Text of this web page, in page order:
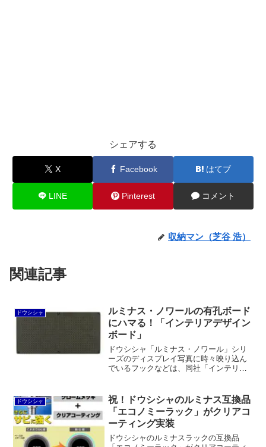
シェアする
X Facebook はてブ
LINE Pinterest コメント
収納マン（芝谷 浩）
関連記事
ドウシシャ
ルミナス・ノワールの有孔ボード
にハマる！「インテリアデザイン
ボード」
ドウシシャ「ルミナス・ノワール」シリ
ーズのディスプレイ写真に時々映り込ん
でいるフックなどは、同社「インテリア
樹脂製の有孔ボードをベースとして、22
種類のフックなどオプションパーツが豊
富に揃っています。
ドウシシャ
祝！ドウシシャのルミナス互換品
「エコノミーラック」がクリアコ
ーティング実装
ドウシシャのルミナスラックの互換品